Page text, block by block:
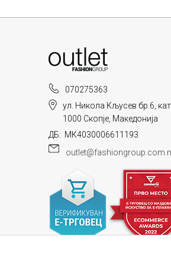
070275363
ул. Никола Кљусев бр.6,
1000 Скопје, Македонија
ДБ: МК4030006611193